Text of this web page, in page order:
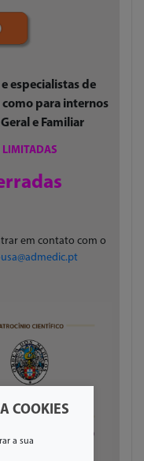
especialistas de
como para internos
e Familiar
LIMITADAS
em contato com o
COOKIES
a sua